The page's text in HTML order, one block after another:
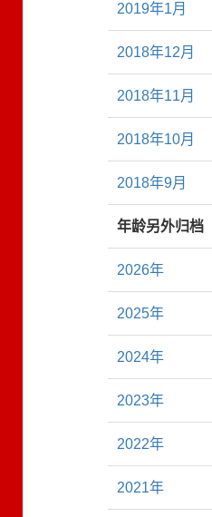
2019年1月
2018年12月
2018年11月
2018年10月
2018年9月
年龄另外归档
2026年
2025年
2024年
2023年
2022年
2021年